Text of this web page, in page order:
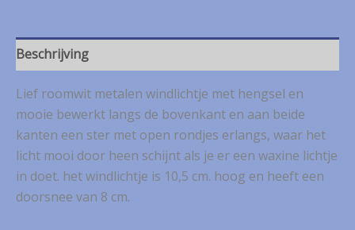
Beschrijving
Lief roomwit metalen windlichtje met hengsel en
mooie bewerkt langs de bovenkant en aan beide
kanten een ster met open rondjes erlangs, waar het
licht mooi door heen schijnt als je er een waxine lichtje
in doet. het windlichtje is 10,5 cm. hoog en heeft een
doorsnee van 8 cm.